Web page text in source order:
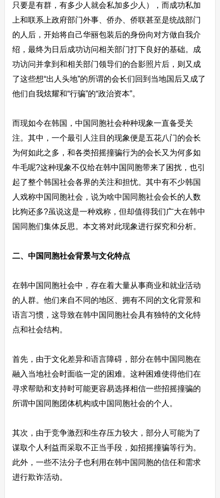
只要是有群，有多少人就会私加多少人），而成功私加
上和联系上政府部门外事、侨办、侨联甚至是统战部门
的人后，开始将自己华丽包装后的身份向对方做自我介
绍，最终为日后成功访问相关部门打下良好的基础。成
功访问并拿到和相关部门领导们的合影照片后，则又成
了这些想“出人头地”的所谓的会长们回到当地国后又成了
他们自我炫耀和“行骗”的“政治资本”。
而现如今在韩国，中国同胞社会种种现象一直备受关
注。其中，一个最引人注目的现象便是五花八门的会长
为何如此之多，和各类招摇撞骗行为的会长又为何多如
牛毛呢?这种现象不仅给在韩中国同胞带来了困扰，也引
起了整个韩国社会各界的关注和担忧。其中有不少韩国
人戏称中国同胞社会，说为啥中国同胞社会会长的人数
比狗还多?虽说这是一种戏称，但却值得我们广大在韩中
国同胞们集体反思。本文将对此现象进行探究和分析。
二、中国同胞社会背景与文化特点
在韩中国同胞社会中，存在着大量从事商业和就业活动
的人群。他们来自不同的地区、拥有不同的文化背景和
语言习惯，这导致在韩中国同胞社会具有独特的文化特
点和社会结构。
首先，由于文化差异和语言障碍，部分在韩中国同胞在
融入当地社会时面临一定的困难。这种困难使得他们在
寻求帮助和支持时可能更容易选择相信一些招摇撞骗的
所谓中国同胞团体机构或中国同胞社会的个人。
其次，由于竞争激烈和生存压力较大，部分人可能为了
谋取个人利益而采取不正当手段，如招摇撞骗等行为。
此外，一些不法分子也利用在韩中国同胞的信任和需求
进行欺诈活动。